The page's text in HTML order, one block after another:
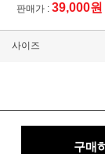
판매가 : 39,000원
사이즈
구매